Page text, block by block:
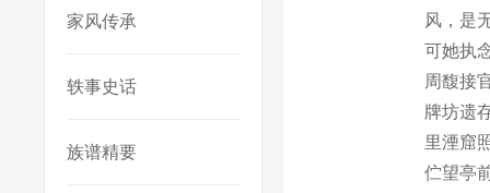
家风传承
轶事史话
族谱精要
风，是
可她执
周馥接
牌坊遗
里湮窟
伫望亭